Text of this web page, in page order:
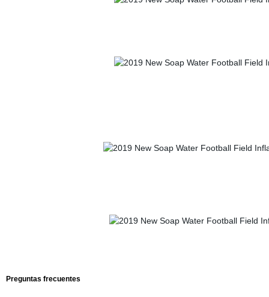
Preguntas frecuentes